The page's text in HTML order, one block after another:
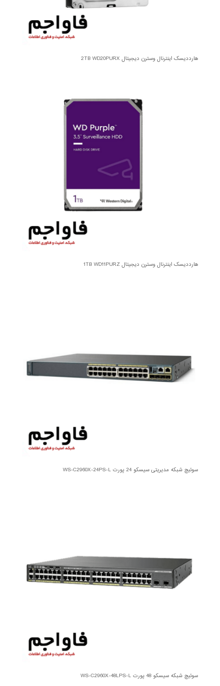
هارددیسک اینترنال وسترن دیجیتال 2TB WD20PURX
هارددیسک اینترنال وسترن دیجیتال 1TB WD11PURZ
سوئیچ شبکه مدیریتی سیسکو 24 پورت WS-C2960X-24PS-L
سوئیچ شبکه سیسکو 48 پورت WS-C2960X-48LPS-L